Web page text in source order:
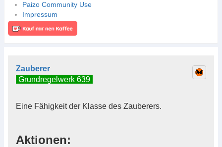
Paizo Community Use
Impressum
Zauberer
Grundregelwerk 639
Eine Fähigkeit der Klasse des Zauberers.
Aktionen: